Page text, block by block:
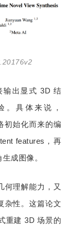
输出显式 3D 结
。具体来说，
初始化而来的编
features，再
成图像。
何理解能力，又
杂性。这篇论文
重建 3D 场景的